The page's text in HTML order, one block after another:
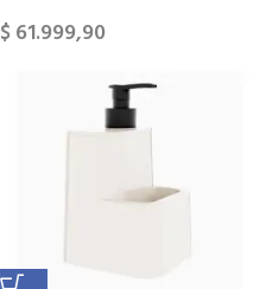
$61.999,90